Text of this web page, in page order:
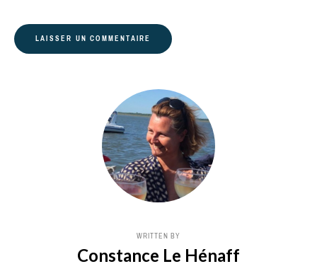
WRITTEN BY
Constance Le Hénaff